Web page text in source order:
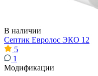
В наличии
Септик Евролос ЭКО 12
5
1
Модификации